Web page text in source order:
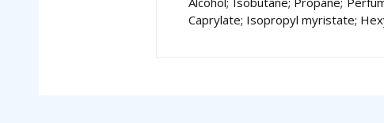
Caprylate; Isopropyl myristate;